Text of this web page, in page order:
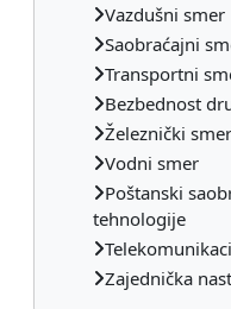
Vazdušni smer
Saobraćajni
Transportni
Bezbednost
Železnički smer
Vodni smer
Poštanski
tehnologije
Zajednička